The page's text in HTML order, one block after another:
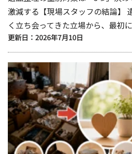
激減する【現場スタッフの結論】
く立ち会ってきた立場から、最初
更新日：2026年7月10日